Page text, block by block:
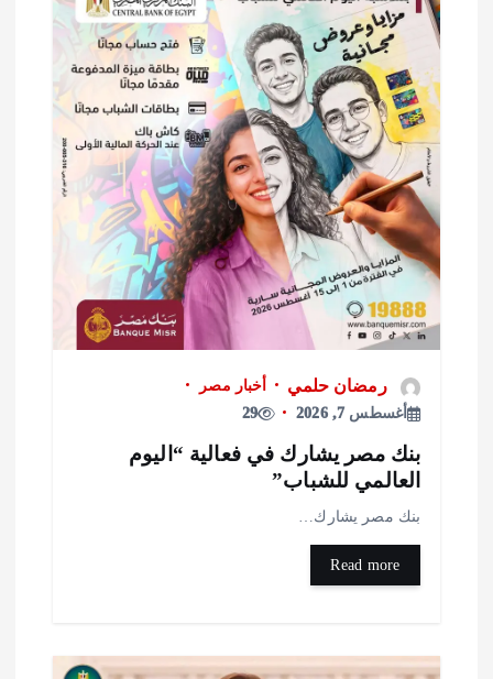
رمضان حلمي
أخبار مصر
أغسطس 7, 2026
29
مصر يشارك في فعالية “اليوم
للشباب”
مصر يشارك…